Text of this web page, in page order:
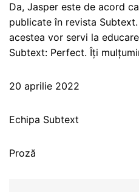
Da, Jasper este de acord
publicate în revista
acestea vor servi la
Subtext: Perfect. Îți
20 aprilie 2022
Echipa Subtext
Proză